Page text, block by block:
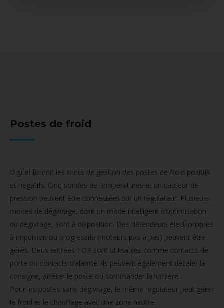
Postes de froid
Digitel fournit les outils de gestion des postes de froid positifs
et négatifs. Cinq sondes de températures et un capteur de
pression peuvent être connectées sur un régulateur. Plusieurs
modes de dégivrage, dont un mode intelligent d’optimisation
du dégivrage, sont à disposition. Des détendeurs électroniques
à impulsion ou progressifs (moteurs pas à pas) peuvent être
gérés. Deux entrées TOR sont utilisables comme contacts de
porte ou contacts d’alarme. Ils peuvent également décaler la
consigne, arrêter le poste ou commander la lumière.
Pour les postes sans dégivrage, le même régulateur peut gérer
le froid et le chauffage avec une zone neutre.